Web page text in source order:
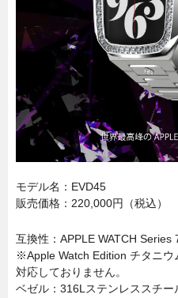
モデル名：EVD45
販売価格：220,000円（税込）
互換性：APPLE WATCH Series
※Apple Watch Edition チタニウ
対応しておりません。
ベゼル：316Lステンレススチ